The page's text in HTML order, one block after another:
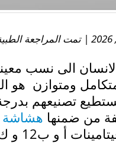
الى نسب معينة
ومتوازن
تصنيعهم
من ضمنها هشاشة
أ و ب12 و ك و س.